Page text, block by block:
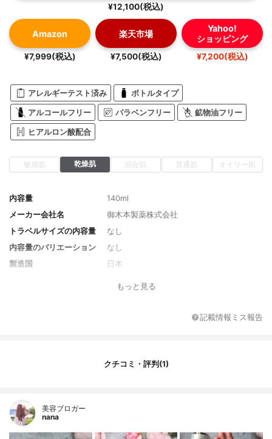
¥12,100(税込)
Amazon
¥7,999(税込)
楽天市場
¥7,500(税込)
Yahoo!
ショッピング
¥7,200(税込)
アレルギーテスト済み ボトルタイプ
アルコールフリー パラベンフリー 鉱物油フリー
ヒアルロン酸配合
敏感肌 乾燥肌 混合肌 普通肌 オイリー肌
内容量
140ml
メーカー会社名
御木本製薬株式会社
トラベルサイズの内容量
なし
内容量のバリエーション
なし
製造国
日本
レングリコール、加水分解コンキオリン、
ルリチン酸２Ｋ、カルボマー、水酸化Ｋ、
もっと見る
記載情報ミス報告
クチコミ・評判(1)
美容ブロガー
nana